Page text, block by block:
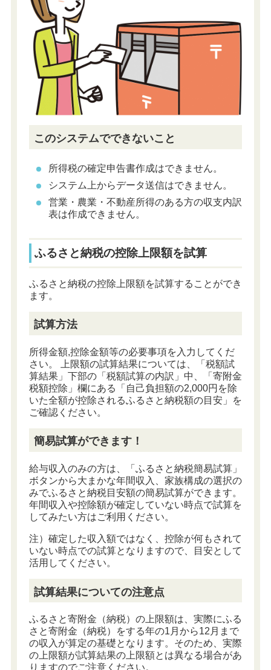
このシステムでできないこと
所得税の確定申告書作成はできません。
システム上からデータ送信はできません。
営業・農業・不動産所得のある方の収支内訳
表は作成できません。
ふるさと納税の控除上限額を試算
ふるさと納税の控除上限額を試算することができ
ます。
試算方法
所得金額,控除金額等の必要事項を入力してくだ
さい。 上限額の試算結果については、「税額試
算結果」下部の「税額試算の内訳」中、「寄附金
税額控除」欄にある「自己負担額の2,000円を除
いた全額が控除されるふるさと納税額の目安」を
ご確認ください。
簡易試算ができます！
給与収入のみの方は、「ふるさと納税簡易試算」
ボタンから大まかな年間収入、家族構成の選択の
みでふるさと納税目安額の簡易試算ができます。
年間収入や控除額が確定していない時点で試算を
してみたい方はご利用ください。
注）確定した収入額ではなく、控除が何もされて
いない時点での試算となりますので、目安として
活用してください。
試算結果についての注意点
ふるさと寄附金（納税）の上限額は、実際にふる
さと寄附金（納税）をする年の1月から12月まで
の収入が算定の基礎となります。そのため、実際
の上限額が試算結果の上限額とは異なる場合があ
りますのでご注意ください。